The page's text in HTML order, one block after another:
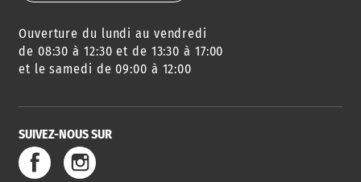
Ouverture du lundi au vendredi
de 08:30 à 12:30 et de 13:30 à 17:00
et le samedi de 09:00 à 12:00
SUIVEZ-NOUS SUR